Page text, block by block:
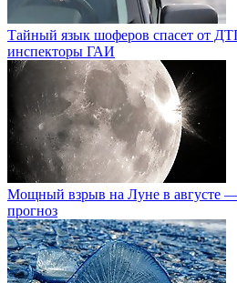
Тайный язык шоферов спасет от
инспекторы ГАИ
Мощный взрыв на Луне в августе
прогноз